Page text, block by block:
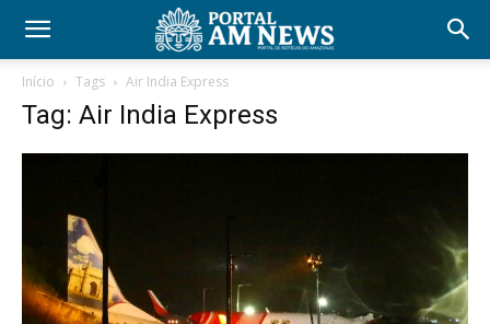
Início Tags Air India Express
Tag: Air India Express